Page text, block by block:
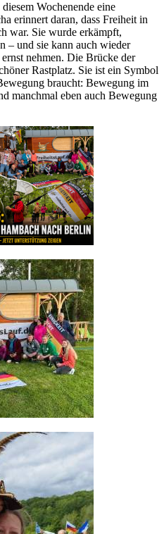
Wochenende eine
erinnert daran, dass Freiheit in
war. Sie wurde erkämpft,
– und sie kann auch wieder
nehmen. Die Brücke der
Rastplatz. Sie ist ein Symbol
braucht: Bewegung im
manchmal eben auch Bewegung